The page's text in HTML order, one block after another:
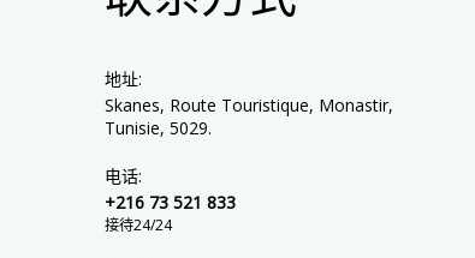
地址:
Skanes, Route Touristique, Monastir,
Tunisie, 5029.
电话:
+216 73 521 833
接待24/24